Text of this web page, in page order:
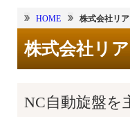
HOME 株式会社リ
株式会社リ
NC自動旋盤を